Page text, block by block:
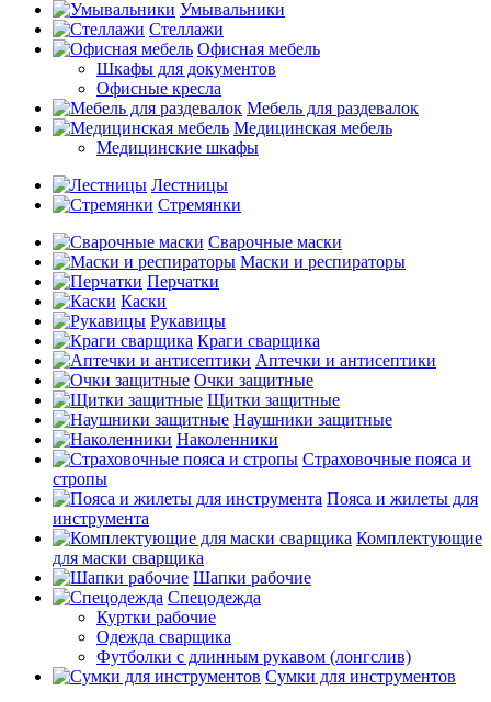
Умывальники
Стеллажи
Офисная мебель
Шкафы для документов
Офисные кресла
Мебель для раздевалок
Медицинская мебель
Медицинские шкафы
Лестницы
Стремянки
Сварочные маски
Маски и респираторы
Перчатки
Каски
Рукавицы
Краги сварщика
Аптечки и антисептики
Очки защитные
Щитки защитные
Наушники защитные
Наколенники
Страховочные пояса и
стропы
Пояса и жилеты для
инструмента
Комплектующие
для маски сварщика
Шапки рабочие
Спецодежда
Куртки рабочие
Одежда сварщика
Футболки с длинным рукавом (лонгслив)
Сумки для инструментов